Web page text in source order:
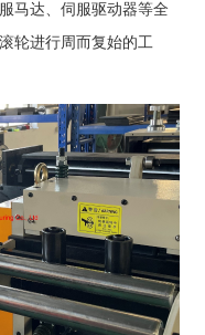
马达、伺服驱动器等全
轮进行周而复始的工